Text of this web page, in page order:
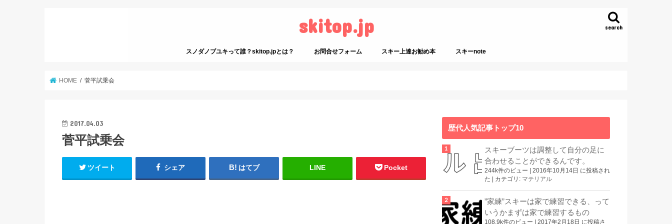
skitop.jp search
スノダノブユキって誰？skitop.jpとは？ お問合せフォーム スキー上達お勧め本 スキーnote
HOME 菅平試乗会
2017.04.03
菅平試乗会
ツイート シェア はてブ LINE Pocket
歴代人気記事トップ10
スキーブーツは調整して自分の足に
合わせることができるんです。
244k件のビュー
2016年10月14日 に投稿され
た
カテゴリ: マテリアル
”家練”スキーは家で練習できる、って
いうかまずは家で練習するもの
108.9k件のビュー 2017年2月18日 に投稿さ